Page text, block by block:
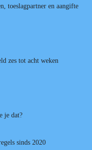
toeslagpartner en aangifte
zes tot acht weken
je dat?
sinds 2020